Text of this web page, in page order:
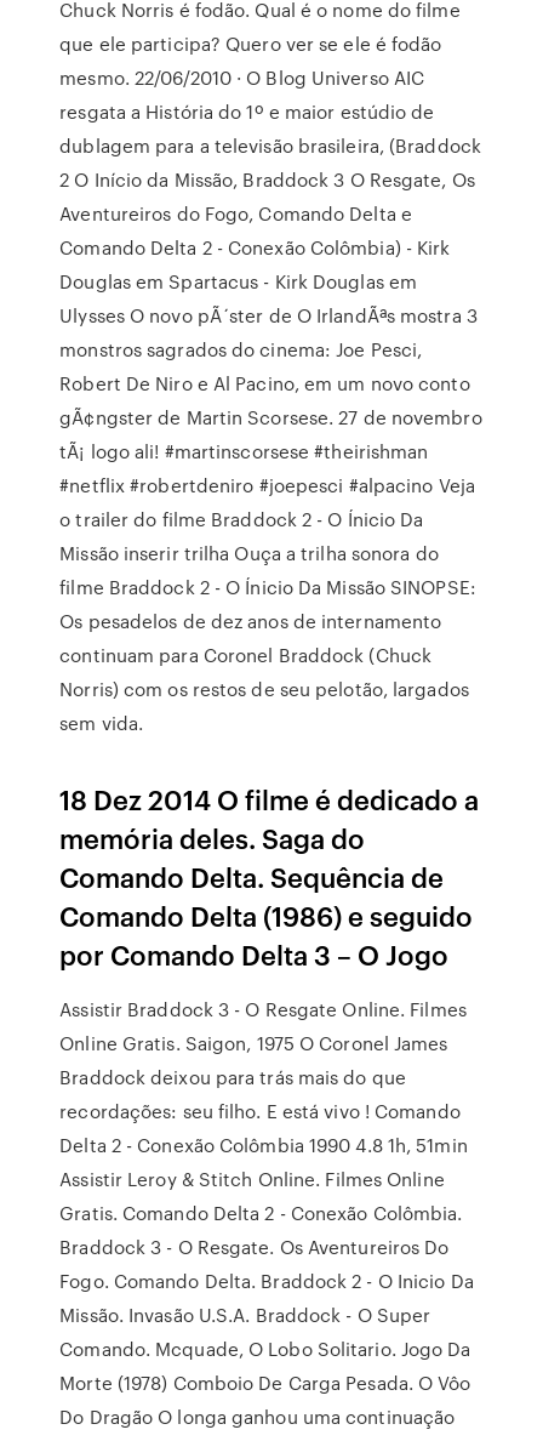
Chuck Norris é fodão. Qual é o nome do filme
que ele participa? Quero ver se ele é fodão
mesmo. 22/06/2010 · O Blog Universo AIC
resgata a História do 1º e maior estúdio de
dublagem para a televisão brasileira, (Braddock
2 O Início da Missão, Braddock 3 O Resgate, Os
Aventureiros do Fogo, Comando Delta e
Comando Delta 2 - Conexão Colômbia) - Kirk
Douglas em Spartacus - Kirk Douglas em
Ulysses O novo pÃ´ster de O IrlandÃªs mostra 3
monstros sagrados do cinema: Joe Pesci,
Robert De Niro e Al Pacino, em um novo conto
gÃ¢ngster de Martin Scorsese. 27 de novembro
tÃ¡ logo ali! #martinscorsese #theirishman
#netflix #robertdeniro #joepesci #alpacino Veja
o trailer do filme Braddock 2 - O Ínicio Da
Missão inserir trilha Ouça a trilha sonora do
filme Braddock 2 - O Ínicio Da Missão SINOPSE:
Os pesadelos de dez anos de internamento
continuam para Coronel Braddock (Chuck
Norris) com os restos de seu pelotão, largados
sem vida.
18 Dez 2014 O filme é dedicado a
memória deles. Saga do
Comando Delta. Sequência de
Comando Delta (1986) e seguido
por Comando Delta 3 – O Jogo
Assistir Braddock 3 - O Resgate Online. Filmes
Online Gratis. Saigon, 1975 O Coronel James
Braddock deixou para trás mais do que
recordações: seu filho. E está vivo ! Comando
Delta 2 - Conexão Colômbia 1990 4.8 1h, 51min
Assistir Leroy & Stitch Online. Filmes Online
Gratis. Comando Delta 2 - Conexão Colômbia.
Braddock 3 - O Resgate. Os Aventureiros Do
Fogo. Comando Delta. Braddock 2 - O Inicio Da
Missão. Invasão U.S.A. Braddock - O Super
Comando. Mcquade, O Lobo Solitario. Jogo Da
Morte (1978) Comboio De Carga Pesada. O Vôo
Do Dragão O longa ganhou uma continuação